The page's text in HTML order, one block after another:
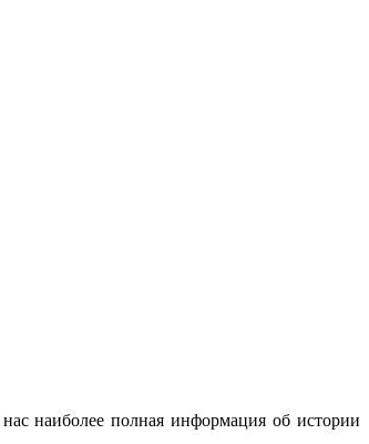
наиболее полная информация об истории